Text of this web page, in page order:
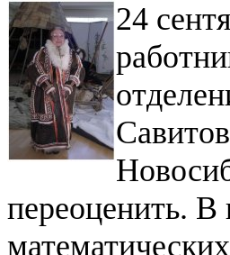
24
переоценить. В